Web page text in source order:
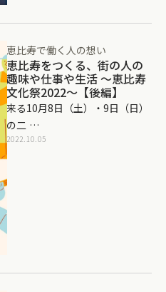
恵比寿で働く人の想い
恵比寿をつくる、街の人の
趣味や仕事や生活 〜恵比寿
文化祭2022〜【後編】
来る10月8日（土）・9日（日）
の二 …
2022.10.05